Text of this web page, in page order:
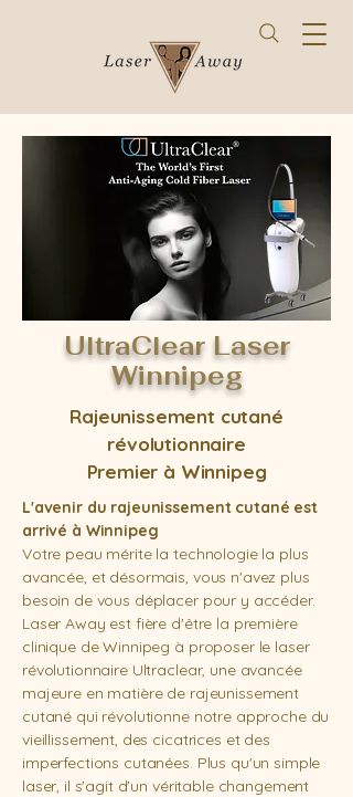
UltraClear Laser
Winnipeg
Rajeunissement cutané
révolutionnaire
Premier à Winnipeg
L'avenir du rajeunissement cutané est
arrivé à Winnipeg
Votre peau mérite la technologie la plus
avancée, et désormais, vous n'avez plus
besoin de vous déplacer pour y accéder.
Laser Away est fière d'être la première
clinique de Winnipeg à proposer le laser
révolutionnaire Ultraclear, une avancée
majeure en matière de rajeunissement
cutané qui révolutionne notre approche du
vieillissement, des cicatrices et des
imperfections cutanées. Plus qu'un simple
laser, il s'agit d'un véritable changement